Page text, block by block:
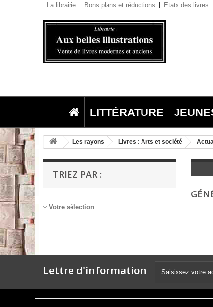
La librairie Bons plans et réductions Etats des livres
LITTÉRATURE
Les rayons Livres : Arts et société
TRIEZ PAR :
Votre sélection
Lettre d'information